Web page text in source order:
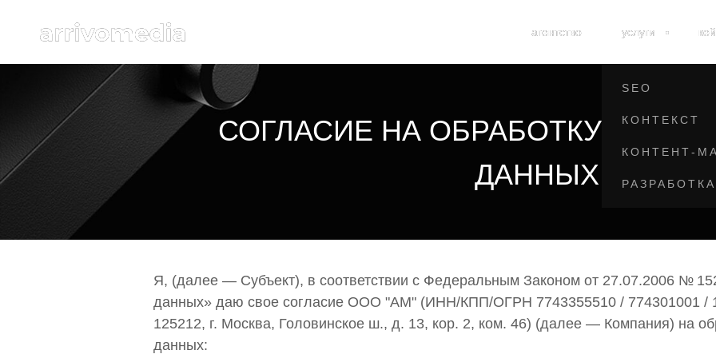
агентство услуги
агентство услуги
SEO
КОНТЕКСТ
КОНТЕНТ-
РАЗРАБОТКА
СОГЛАСИЕ НА ОБРАБОТКУ
ДАННЫХ
Я, (далее — Субъект), в соответствии с Федеральным Законом от 27.07.2006 №
данных» даю свое согласие ООО "АМ" (ИНН/КПП/ОГРН 7743355510 / 774301001 /
125212, г. Москва, Головинское ш., д. 13, кор. 2, ком. 46) (далее — Компания) на
данных: